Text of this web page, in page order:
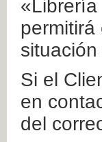
permitirá
Si el
en
del